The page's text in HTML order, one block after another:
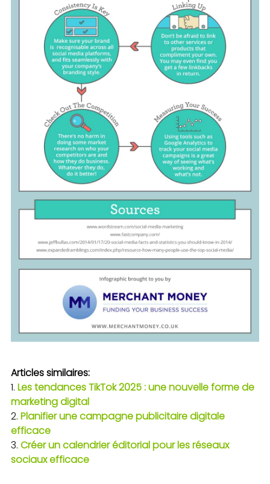
Articles similaires:
Les tendances TikTok 2025 : une nouvelle forme de
marketing digital
Planifier une campagne publicitaire digitale
efficace
Créer un calendrier éditorial pour les réseaux
sociaux efficace